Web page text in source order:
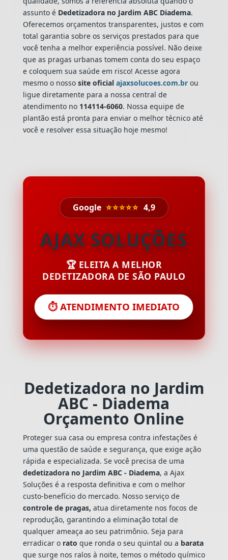
assunto é Dedetizadora no Jardim ABC Diadema.
Oferecemos orçamentos transparentes, justos e com
total garantia sobre os serviços prestados para que
você tenha a melhor experiência possível. Não deixe
que as pragas urbanas tomem conta do seu espaço
e coloquem sua saúde em risco! Acesse agora
mesmo o nossosite oficial ajaxsolucoes.com.brou
ligue diretamente para a nossa central de
atendimento no 114114-6060. Nossa equipe de
plantão está pronta para enviar o melhor técnico até
você e resolver essa situação hoje mesmo!
Google ⭐⭐⭐⭐⭐ 4,9
AJAX SOLUÇÕES
🏆 ELEITA A MELHOR
DEDETIZADORA DE SÃO PAULO
⏱️ ATENDIMENTO IMEDIATO
Dedetizadora no Jardim
ABC - Diadema
Orçamento Online
Proteger sua casa ou empresa contra infestações é
uma questão de saúde e segurança, que exige ação
rápida e especializada. Se você precisa de uma
dedetizadora no Jardim ABC - Diadema, a Ajax
Soluções é a resposta definitiva e com o melhor
custo-benefício do mercado. Nosso serviço de
controle de pragas, atua diretamente nos focos de
reprodução, garantindo a eliminação total de
qualquer ameaça ao seu patrimônio. Seja para
erradicar o rato que ronda o seu quintal ou a barata
que surge nos ralos à noite, temos o método químico